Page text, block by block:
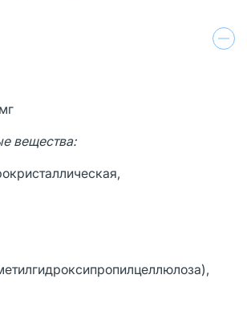
вещества: